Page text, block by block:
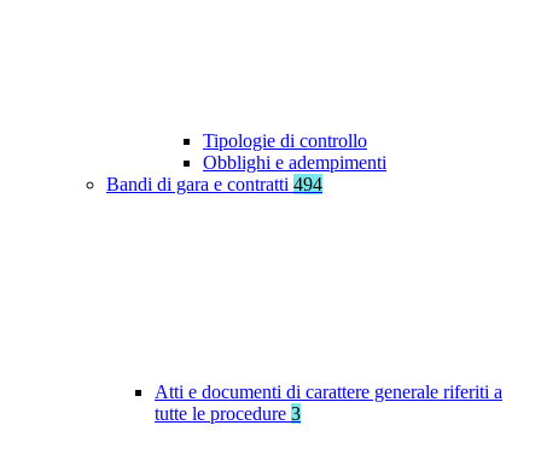
Tipologie di controllo
Obblighi e adempimenti
Bandi di gara e contratti 494
Atti e documenti di carattere generale riferiti a
tutte le procedure 3